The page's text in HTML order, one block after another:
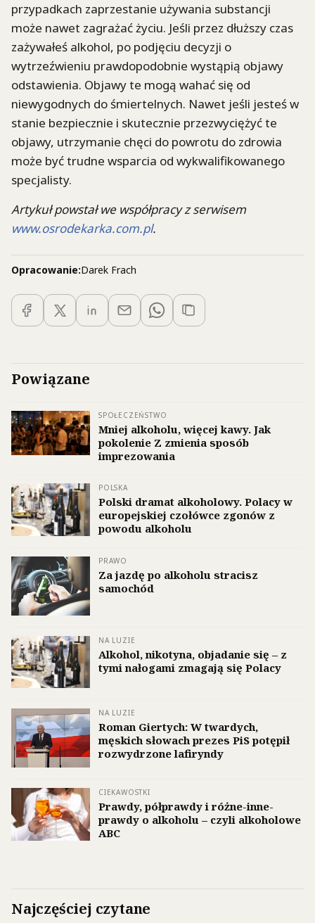
przypadkach zaprzestanie używania substancji
może nawet zagrażać życiu. Jeśli przez dłuższy czas
zażywałeś alkohol, po podjęciu decyzji o
wytrzeźwieniu prawdopodobnie wystąpią objawy
odstawienia. Objawy te mogą wahać się od
niewygodnych do śmiertelnych. Nawet jeśli jesteś w
stanie bezpiecznie i skutecznie przezwyciężyć te
objawy, utrzymanie chęci do powrotu do zdrowia
może być trudne wsparcia od wykwalifikowanego
specjalisty.
Artykuł powstał we współpracy z serwisem
www.osrodekarka.com.pl.
Opracowanie:Darek Frach
Powiązane
SPOŁECZEŃSTWO
Mniej alkoholu, więcej kawy. Jak
pokolenie Z zmienia sposób
imprezowania
POLSKA
Polski dramat alkoholowy. Polacy w
europejskiej czołówce zgonów z
powodu alkoholu
PRAWO
Za jazdę po alkoholu stracisz
samochód
NA LUZIE
Alkohol, nikotyna, objadanie się – z
tymi nałogami zmagają się Polacy
NA LUZIE
Roman Giertych: W twardych,
męskich słowach prezes PiS potępił
rozwydrzone lafiryndy
CIEKAWOSTKI
Prawdy, półprawdy i różne-inne-
prawdy o alkoholu – czyli alkoholowe
ABC
Najczęściej czytane